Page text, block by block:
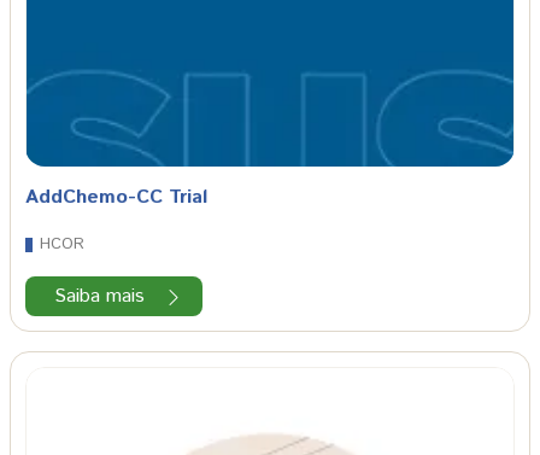
AddChemo-CC Trial
HCOR
Saiba mais